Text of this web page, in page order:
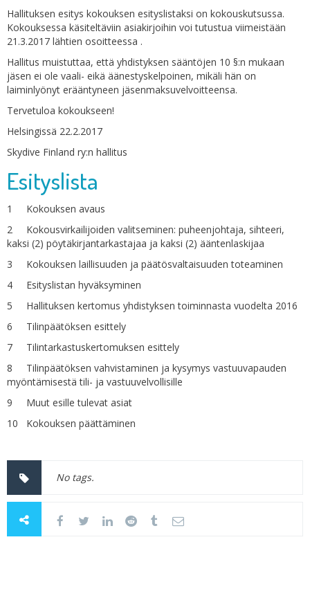
Hallituksen esitys kokouksen esityslistaksi on kokouskutsussa.
Kokouksessa käsiteltäviin asiakirjoihin voi tutustua viimeistään
21.3.2017 lähtien osoitteessa .
Hallitus muistuttaa, että yhdistyksen sääntöjen 10 §:n mukaan
jäsen ei ole vaali- eikä äänestyskelpoinen, mikäli hän on
laiminlyönyt erääntyneen jäsenmaksuvelvoitteensa.
Tervetuloa kokoukseen!
Helsingissä 22.2.2017
Skydive Finland ry:n hallitus
Esityslista
1 Kokouksen avaus
2 Kokousvirkailijoiden valitseminen: puheenjohtaja, sihteeri,
kaksi (2) pöytäkirjantarkastajaa ja kaksi (2) ääntenlaskijaa
3 Kokouksen laillisuuden ja päätösvaltaisuuden toteaminen
4 Esityslistan hyväksyminen
5 Hallituksen kertomus yhdistyksen toiminnasta vuodelta 2016
6 Tilinpäätöksen esittely
7 Tilintarkastuskertomuksen esittely
8 Tilinpäätöksen vahvistaminen ja kysymys vastuuvapauden
myöntämisestä tili- ja vastuuvelvollisille
9 Muut esille tulevat asiat
10 Kokouksen päättäminen
No tags.